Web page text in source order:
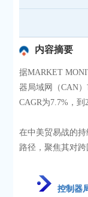
内容摘要
据MARKET
器局域网（CAN
CAGR为7.7%，到
在中美贸易战的
路径，聚焦其对
控制器